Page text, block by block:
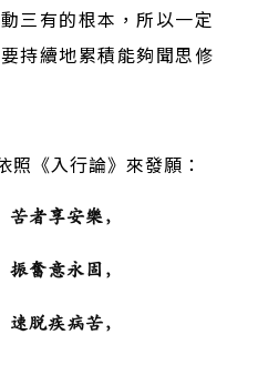
三有的根本，所以一定
持續地累積能夠聞思修
《入行論》來發願：
者享安樂，
奮意永固，
脫疾病苦，